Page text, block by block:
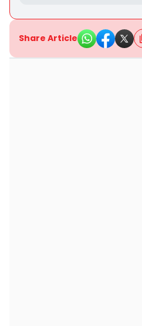
Share Article